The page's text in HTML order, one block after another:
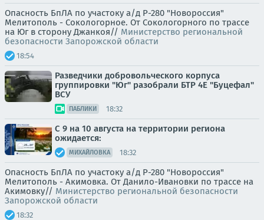
Опасность БпЛА по участоку а/д Р-280 "Новороссия"
Мелитополь - Сокологорное. От Сокологорного по трассе
на Юг в сторону Джанкоя// Министерство региональной
безопасности Запорожской области
18:54
Разведчики добровольческого корпуса
группировки "Юг" разобрали БТР 4Е "Буцефал"
ВСУ
ПАБЛИКИ 18:32
С 9 на 10 августа на территории региона
ожидается:
МИХАЙЛОВКА 18:32
Опасность БпЛА по участоку а/д Р-280 "Новороссия"
Мелитополь - Акимовка. От Данило-Ивановки по трассе на
Акимовку// Министерство региональной безопасности
Запорожской области
18:32